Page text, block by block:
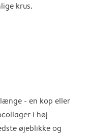
krus.
- en kop eller
i høj
øjeblikke og